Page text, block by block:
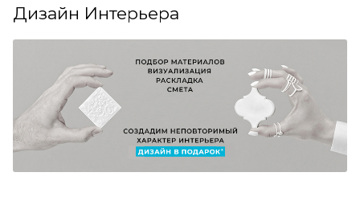
Дизайн Интерьера